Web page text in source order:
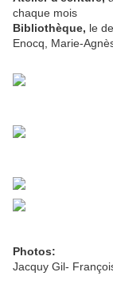
chaque mois
Bibliothèque, le
Enocq, Marie-
Photos:
Jacquy Gil-